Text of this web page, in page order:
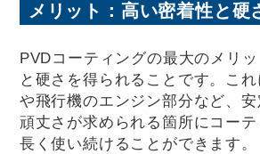
メリット：高い密着性と硬
PVDコーティングの最大のメリ
と硬さを得られることです。こ
や飛行機のエンジン部分など、
頑丈さが求められる箇所にコーテ
長く使い続けることができます。